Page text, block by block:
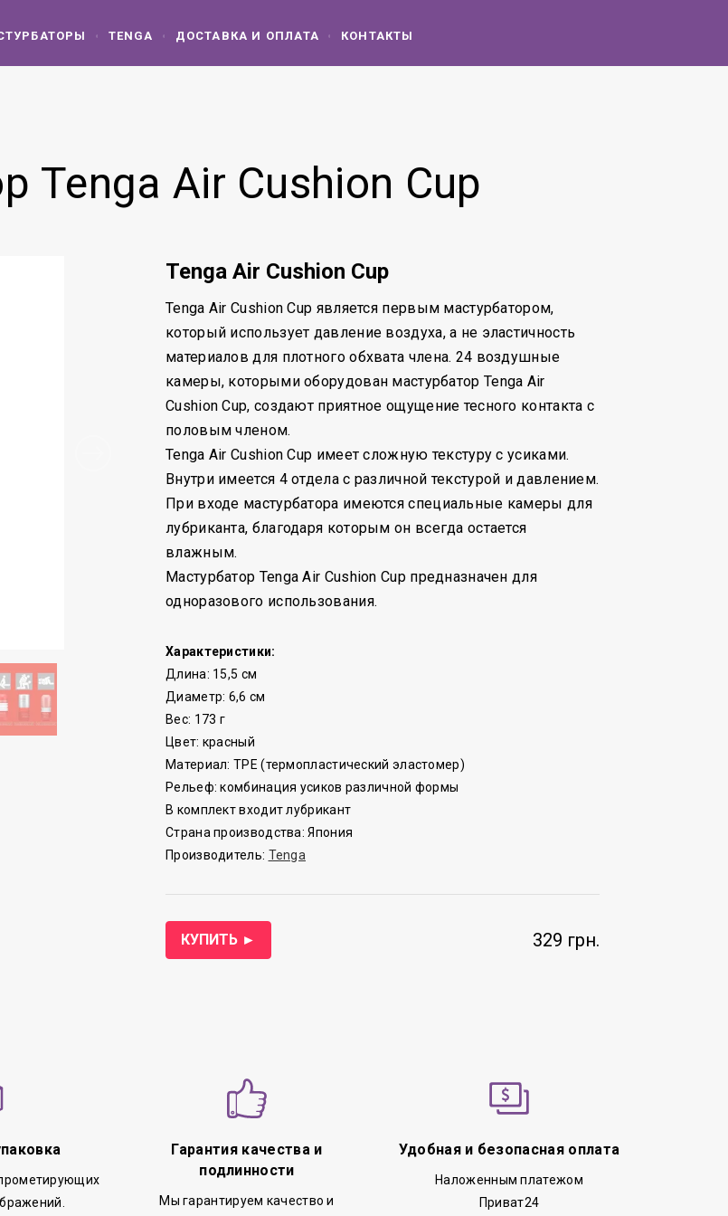
TENGA ДОСТАВКА И ОПЛАТА КОНТАКТЫ
Tenga Air Cushion Cup
Tenga Air Cushion Cup
Tenga Air Cushion Cup является первым мастурбатором,
который использует давление воздуха, а не эластичность
материалов для плотного обхвата члена. 24 воздушные
камеры, которыми оборудован мастурбатор Tenga Air
Cushion Cup, создают приятное ощущение тесного контакта с
половым членом.
Tenga Air Cushion Cup имеет сложную текстуру с усиками.
Внутри имеется 4 отдела с различной текстурой и давлением.
При входе мастурбатора имеются специальные камеры для
лубриканта, благодаря которым он всегда остается
влажным.
Мастурбатор Tenga Air Cushion Cup предназначен для
одноразового использования.
Характеристики:
Длина: 15,5 см
Диаметр: 6,6 см
Вес: 173 г
Цвет: красный
Материал: TPE (термопластический эластомер)
Рельеф: комбинация усиков различной формы
В комплект входит лубрикант
Страна производства: Япония
Производитель: Tenga
КУПИТЬ ► 329 грн.
Гарантия качества и
подлинности
Мы гарантируем качество и
Удобная и безопасная оплата
Наложенным платежом
Приват24